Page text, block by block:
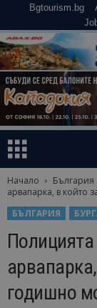
Bgtourism.bg
Начало България
арвапарка, в който
БЪЛГАРИЯ
годишно